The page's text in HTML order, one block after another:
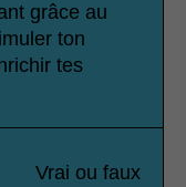
grâce au
ton
tes
Vrai ou faux